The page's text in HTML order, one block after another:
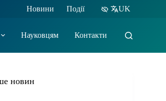
Новини Події
UK
Науковцям Контакти
новин